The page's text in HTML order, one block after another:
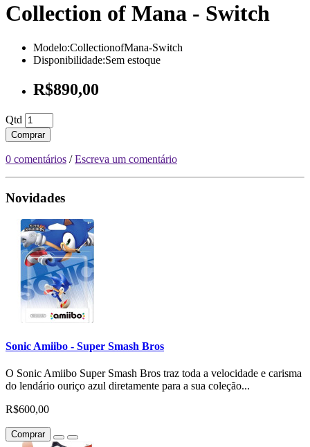
Collection of Mana - Switch
Modelo:CollectionofMana-Switch
Disponibilidade:Sem estoque
R$890,00
Qtd
Comprar
0 comentários /Escreva um comentário
Novidades
Sonic Amiibo - Super Smash Bros
O Sonic Amiibo Super Smash Bros traz toda a velocidade e carisma
do lendário ouriço azul diretamente para a sua coleção...
R$600,00
Comprar